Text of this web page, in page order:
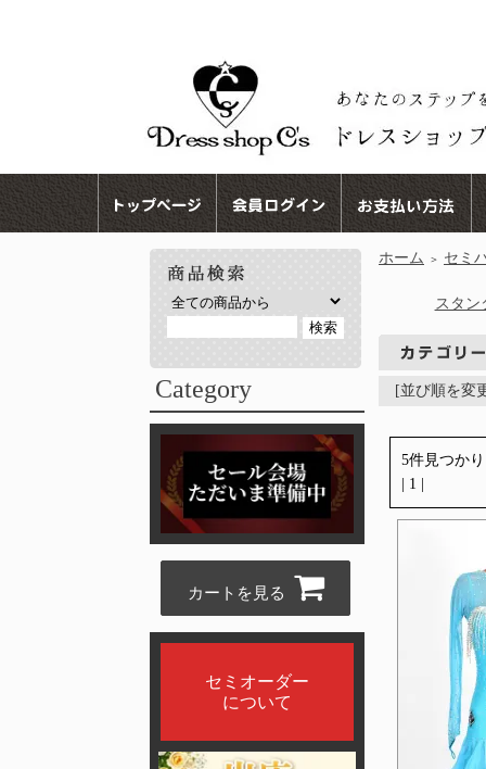
Category
カートを見る
セミオーダー
について
ホーム ＞ セミ
スタン
[並び順を変
5件見つか
| 1 |